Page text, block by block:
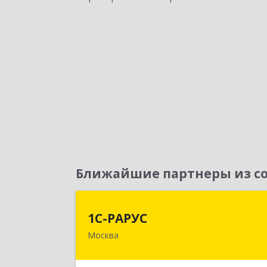
Ближайшие партнеры из
1С-РАРУС
Москва127434, Москва г, Дмитровское ш,